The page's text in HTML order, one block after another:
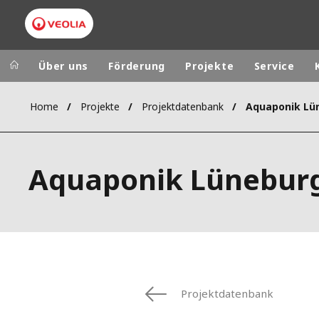
Veolia Group
CAMPUS
In the
ASIA
AUSTRALIA
Über uns Förderung Projekte Service
Home Projekte Projektdatenbank Aquaponik
Aquaponik
Projektdatenbank